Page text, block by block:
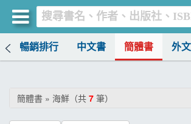
暢銷排行 中文書 簡體書 外
簡體書 » 海鮮（共 7 筆）
買書網